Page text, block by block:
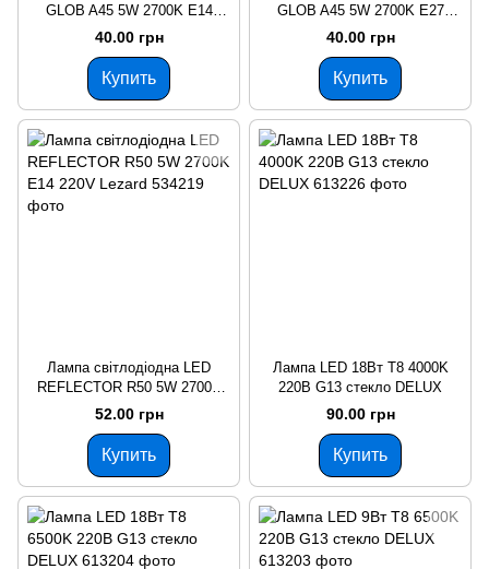
GLOB A45 5W 2700K E14
220V Lezard
40.00 грн
Купить
GLOB A45 5W 2700K E27
220V Lezard
40.00 грн
Купить
Лампа світлодіодна LED
REFLECTOR R50 5W 2700K
E14 220V Lezard
52.00 грн
Купить
Лампа LED 18Вт T8 4000K
220В G13 стекло DELUX
90.00 грн
Купить